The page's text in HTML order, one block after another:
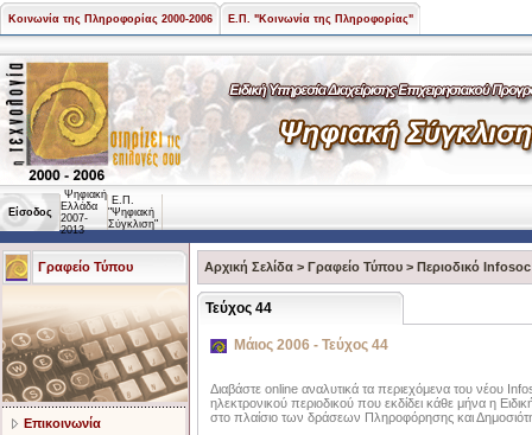
Κοινωνία της Πληροφορίας 2000-2006 Ε.Π. "Κοινωνία της Πληροφορίας"
Είσοδος
Ψηφιακή
Ελλάδα
2007-
2013
Ε.Π.
"Ψηφιακή
Σύγκλιση"
Γραφείο Τύπου
Επικοινωνία
Αρχική Σελίδα > Γραφείο Τύπου > Περιοδικό Infosoc
Τεύχος 44
Μάιος 2006 - Τεύχος 44
Διαβάστε online αναλυτικά τα περιεχόμενα του νέου
ηλεκτρονικού περιοδικού που εκδίδει κάθε μήνα η
στο πλαίσιο των δράσεων Πληροφόρησης και